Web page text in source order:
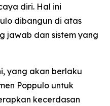
diri. Hal ini
dibangun di atas
jawab dan sistem yang
yang akan berlaku
Poppulo untuk
kecerdasan